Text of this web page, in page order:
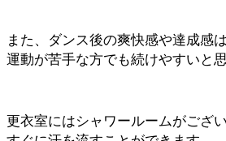
また、ダンス後の爽快感や達成感
運動が苦手な方でも続けやすいと思
更衣室にはシャワールームがござい